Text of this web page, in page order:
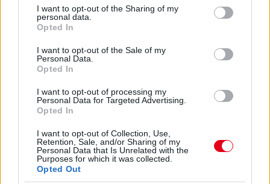
not limited to your visit or usage behaviour. You may click to
grant or deny consent to Google and its third-party tags to
use your data for below specified purposes in below Google
consent section.
I want to opt-out of the Sharing of my
personal data.
Opted In
I want to opt-out of the Sale of my
Personal Data.
Opted In
I want to opt-out of processing my
Personal Data for Targeted Advertising.
Opted In
I want to opt-out of Collection, Use,
Retention, Sale, and/or Sharing of my
Personal Data that Is Unrelated with the
Purposes for which it was collected.
Opted Out
3 napja
Marko szerint a szurkolók nem tudják, mi történik